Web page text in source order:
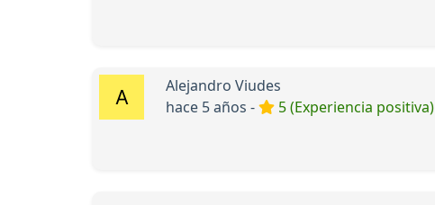
Alejandro Viudes
hace 5 años -
5 (Experiencia positiva)